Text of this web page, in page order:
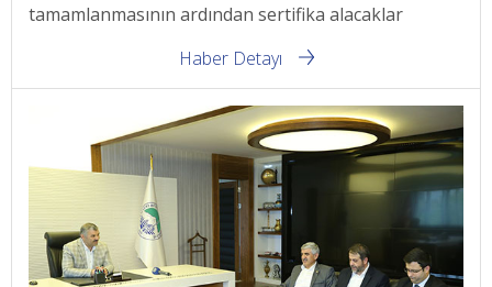
tamamlanmasının ardından sertifika alacaklar
Haber Detayı